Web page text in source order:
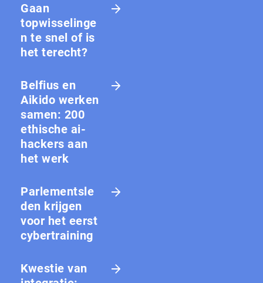
Gaan
topwisselinge
n te snel of is
het terecht?
Belfius en
Aikido werken
samen: 200
ethische ai-
hackers aan
het werk
Parlementsle
den krijgen
voor het eerst
cybertraining
Kwestie van